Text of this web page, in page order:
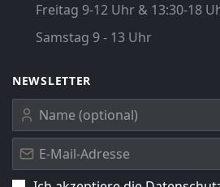
Freitag 9-12 Uhr & 13:30-18
Samstag 9 - 13 Uhr
NEWSLETTER